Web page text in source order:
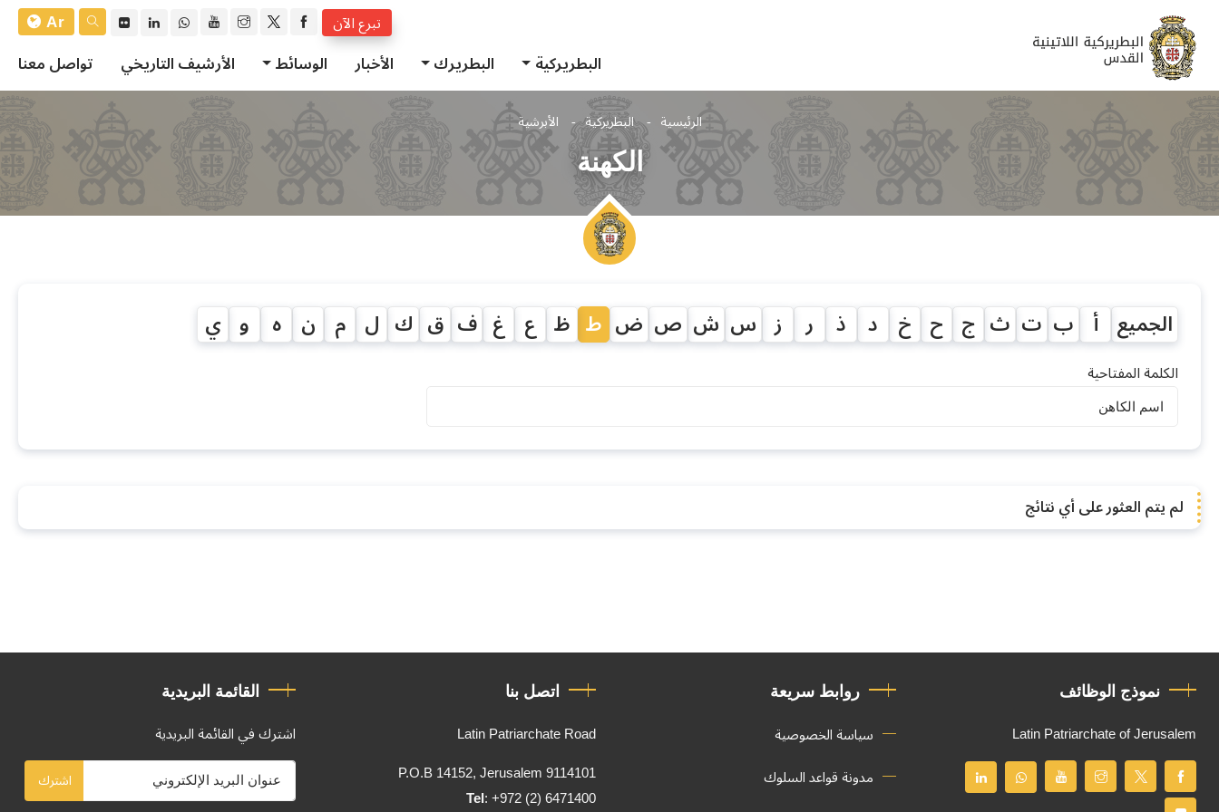
تبرع الآن
Ar
البطريركية
البطريرك الأخبار الوسائط الأرشيف التاريخي تواصل معنا
الرئيسية البطريركية الأبرشية
الكهنة
الجميع أ ب ت ث ج ح خ د ذ ر ز س ش ص ض ط ظ ع غ ف ق ك ل م ن ه و ي
الكلمة المفتاحية
الكهنة
لم يتم العثور على أي نتائج
نموذج الوظائف
Latin Patriarchate of Jerusalem
روابط سريعة
سياسة الخصوصية
مدونة قواعد السلوك
اتصل بنا
Latin Patriarchate Road
P.O.B 14152, Jerusalem 9114101
Tel: +972 (2) 6471400
القائمة البريدية
اشترك في القائمة البريدية
اشترك